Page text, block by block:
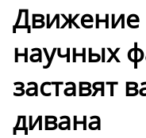
научных
заставят
дивана ️️